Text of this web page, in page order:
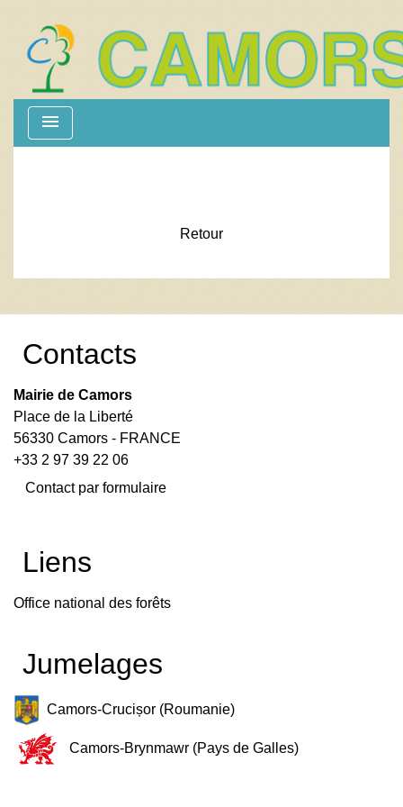
menu
Retour
Contacts
Mairie de Camors
Place de la Liberté
56330 Camors - FRANCE
+33 2 97 39 22 06
Contact par formulaire
Liens
Office national des forêts
Jumelages
Camors-Crucișor (Roumanie)
Camors-Brynmawr (Pays de Galles)